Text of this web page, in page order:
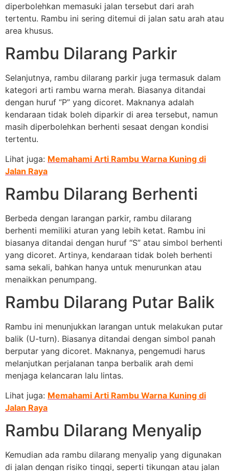
diperbolehkan memasuki jalan tersebut dari arah
tertentu. Rambu ini sering ditemui di jalan satu arah atau
area khusus.
Rambu Dilarang Parkir
Selanjutnya, rambu dilarang parkir juga termasuk dalam
kategori arti rambu warna merah. Biasanya ditandai
dengan huruf “P” yang dicoret. Maknanya adalah
kendaraan tidak boleh diparkir di area tersebut, namun
masih diperbolehkan berhenti sesaat dengan kondisi
tertentu.
Lihat juga: Memahami Arti Rambu Warna Kuning di
Jalan Raya
Rambu Dilarang Berhenti
Berbeda dengan larangan parkir, rambu dilarang
berhenti memiliki aturan yang lebih ketat. Rambu ini
biasanya ditandai dengan huruf “S” atau simbol berhenti
yang dicoret. Artinya, kendaraan tidak boleh berhenti
sama sekali, bahkan hanya untuk menurunkan atau
menaikkan penumpang.
Rambu Dilarang Putar Balik
Rambu ini menunjukkan larangan untuk melakukan putar
balik (U-turn). Biasanya ditandai dengan simbol panah
berputar yang dicoret. Maknanya, pengemudi harus
melanjutkan perjalanan tanpa berbalik arah demi
menjaga kelancaran lalu lintas.
Lihat juga: Memahami Arti Rambu Warna Kuning di
Jalan Raya
Rambu Dilarang Menyalip
Kemudian ada rambu dilarang menyalip yang digunakan
di jalan dengan risiko tinggi, seperti tikungan atau jalan